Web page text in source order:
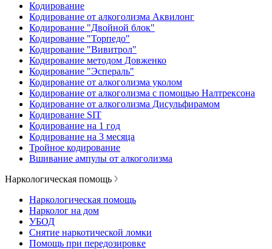
Кодирование
Кодирование от алкоголизма Аквилонг
Кодирование "Двойной блок"
Кодирование "Торпедо"
Кодирование "Вивитрол"
Кодирование методом Довженко
Кодирование "Эспераль"
Кодирование от алкоголизма уколом
Кодирование от алкоголизма с помощью Налтрексона
Кодирование от алкоголизма Дисульфирамом
Кодирование SIT
Кодирование на 1 год
Кодирование на 3 месяца
Тройное кодирование
Вшивание ампулы от алкоголизма
Наркологическая помощь
Наркологическая помощь
Нарколог на дом
УБОД
Снятие наркотической ломки
Помощь при передозировке